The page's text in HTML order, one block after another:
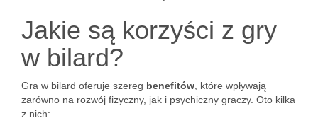
Jakie są korzyści z gry
w bilard?
Gra w bilard oferuje szereg benefitów , które wpływają
zarówno na rozwój fizyczny, jak i psychiczny graczy. Oto kilka
z nich: